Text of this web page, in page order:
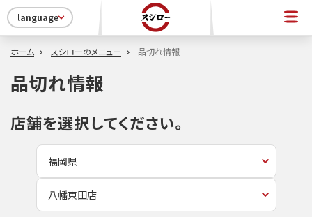
language
ホーム スシローのメニュー 品切れ情報
品切れ情報
店舗を選択してください。